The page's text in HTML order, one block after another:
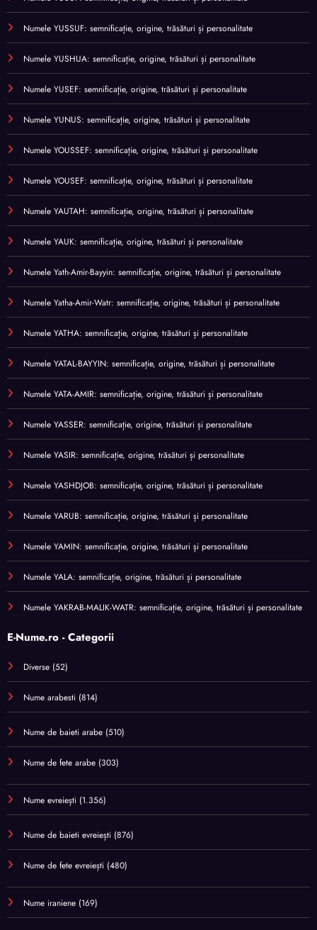
Numele YUSSUF: semnificație, origine, trăsături și personalitate
Numele YUSHUA: semnificație, origine, trăsături și personalitate
Numele YUSEF: semnificație, origine, trăsături și personalitate
Numele YUNUS: semnificație, origine, trăsături și personalitate
Numele YOUSSEF: semnificație, origine, trăsături și personalitate
Numele YOUSEF: semnificație, origine, trăsături și personalitate
Numele YAUTAH: semnificație, origine, trăsături și personalitate
Numele YAUK: semnificație, origine, trăsături și personalitate
Numele Yath-Amir-Bayyin: semnificație, origine, trăsături și personalitate
Numele Yatha-Amir-Watr: semnificație, origine, trăsături și personalitate
Numele YATHA: semnificație, origine, trăsături și personalitate
Numele YATAL-BAYYIN: semnificație, origine, trăsături și personalitate
Numele YATA-AMIR: semnificație, origine, trăsături și personalitate
Numele YASSER: semnificație, origine, trăsături și personalitate
Numele YASIR: semnificație, origine, trăsături și personalitate
Numele YASHDJOB: semnificație, origine, trăsături și personalitate
Numele YARUB: semnificație, origine, trăsături și personalitate
Numele YAMIN: semnificație, origine, trăsături și personalitate
Numele YALA: semnificație, origine, trăsături și personalitate
Numele YAKRAB-MALIK-WATR: semnificație, origine, trăsături și personalitate
E-Nume.ro - Categorii
Diverse (52)
Nume arabesti (814)
Nume de baieti arabe (510)
Nume de fete arabe (303)
Nume evreiești (1.356)
Nume de baieti evreiești (876)
Nume de fete evreiești (480)
Nume iraniene (169)